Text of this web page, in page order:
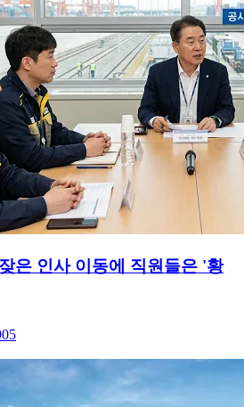
은 인사 이동에 직원들은 '황